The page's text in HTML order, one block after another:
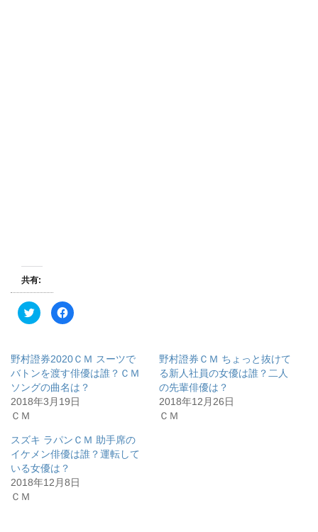
共有:
ク
リ
て
T
w
i
t
t
e
有
(
新
し
い
ウ
ィ
F
a
o
o
k
で
共
有
す
ク
リ
ッ
て
く
野村證券2020ＣＭ スーツで
バトンを渡す俳優は誰？ＣＭ
ソングの曲名は？
2018年3月19日
ＣＭ
野村證券ＣＭ ちょっと抜けて
る新人社員の女優は誰？二人
の先輩俳優は？
2018年12月26日
ＣＭ
スズキ ラパンＣＭ 助手席の
イケメン俳優は誰？運転して
いる女優は？
2018年12月8日
ＣＭ